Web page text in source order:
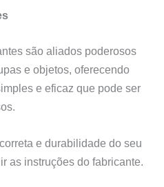
são aliados poderosos
e objetos, oferecendo
e eficaz que pode ser
e durabilidade do seu
as instruções do fabricante.